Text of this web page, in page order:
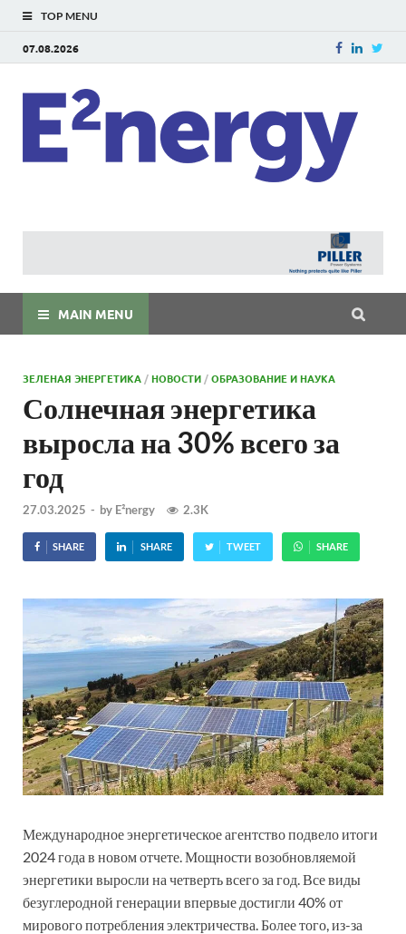
TOP MENU
07.08.2026
MAIN MENU
ЗЕЛЕНАЯ ЭНЕРГЕТИКА /НОВОСТИ /ОБРАЗОВАНИЕ И НАУКА
Солнечная энергетика
выросла на 30% всего за
год
27.03.2025 - by E²nergy 2.3K
SHARE SHARE TWEET SHARE
Международное энергетическое агентство подвело итоги
2024 года в новом отчете. Мощности возобновляемой
энергетики выросли на четверть всего за год. Все виды
безуглеродной генерации впервые достигли 40% от
мирового потребления электричества. Более того, из-за